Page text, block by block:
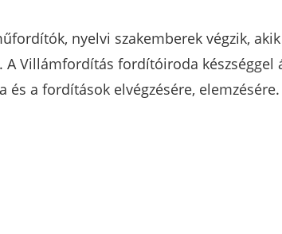
nyelvi szakemberek végzik,
Villámfordítás fordítóiroda készséggel
a fordítások elvégzésére, elemzésére.